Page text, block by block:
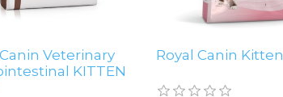
Veterinary
KITTEN
Royal Canin Kitten